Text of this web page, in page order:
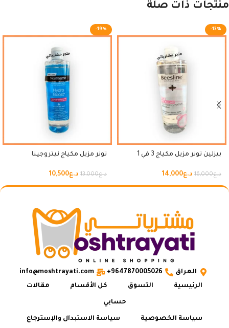
منتجات ذات صلة
-13%
بيزلين تونر مزيل مكياج 3 في 1
د.ع16,000 د.ع14,000
-19%
تونر مزيل مكياج نيتروجينا
د.ع13,000 د.ع10,500
العراق 9647870005026+
info@moshtrayati.com
الرئيسية
التسوق كل الأقسام مقالات
حسابي
سياسة الخصوصية سياسة الاستبدال والإسترجاع